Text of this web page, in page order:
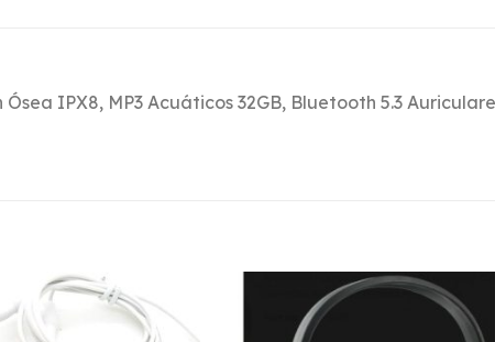
IPX8, MP3 Acuáticos 32GB, Bluetooth 5.3